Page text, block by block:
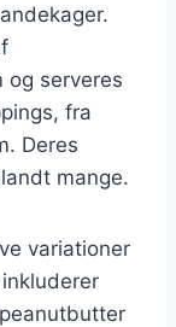
og serveres
fra
Deres
mange.
variationer